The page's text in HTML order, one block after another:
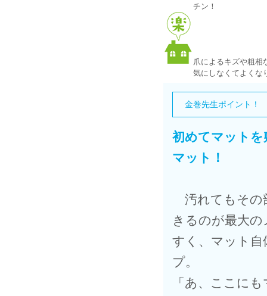
チン！
爪によるキズや粗相
気にしなくてよくな
金巻先生ポイント！
初めてマット
マット！
汚れてもその
きるのが最大
すく、マット
プ。
「あ、ここに